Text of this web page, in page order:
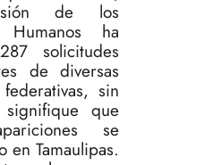
de los
Humanos ha
solicitudes
de diversas
sin
que
se
en Tamaulipas.